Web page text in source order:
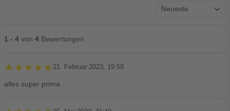
1 - 4 von 4 Bewertungen
★★★★★
★★★★★ 21. Februar 2023, 19:59
alles super prima